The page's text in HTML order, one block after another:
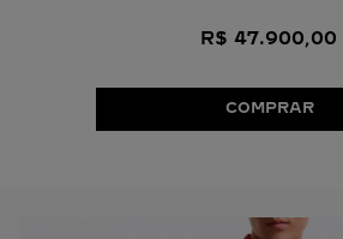
R$ 47.900,00
COMPRAR